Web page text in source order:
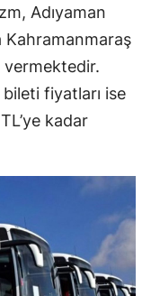
Adıyaman
Kahramanmaraş
vermektedir.
fiyatları ise
kadar